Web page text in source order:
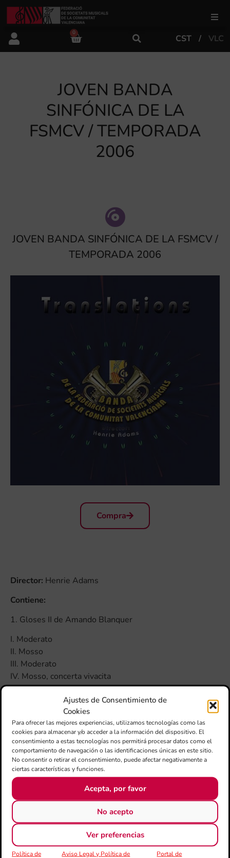
Ajustes de Consentimiento de
Cookies
Para ofrecer las mejores experiencias, utilizamos tecnologías como las
cookies para almacenar y/o acceder a la información del dispositivo. El
consentimiento a estas tecnologías nos permitirá procesar datos como el
comportamiento de navegación o las identificaciones únicas en este sitio.
No consentir o retirar el consentimiento, puede afectar negativamente a
ciertas características y funciones.
Acepta, por favor
No acepto
Ver preferencias
Política de
Aviso Legal y Política de
Portal de
FSMCV
Área educativa
0
CST VLC
JOVEN BANDA
SINFÓNICA DE LA
FSMCV / TEMPORADA
2006
JOVEN BANDA SINFÓNICA DE LA FSMCV /
TEMPORADA 2006
Compra
Director: Henrie Adams
Contiene:
1. Gloses II de Amando Blanquer
I. Moderato
II. Mosso
III. Moderato
IV. Mosso, concerta vivacita
V. Allegro jubiloso
2. Movements (Opus 125) de Marc van Delft
3. El monte de las ánimas de Andrés Valero-Castells
4. Vents del Garbí de Josep M. Martínez
¡Escucha este CD en Spotify!